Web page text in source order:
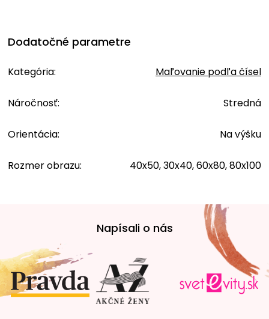
Dodatočné parametre
Kategória: Maľovanie podľa čísel
Náročnosť: Stredná
Orientácia: Na výšku
Rozmer obrazu: 40x50, 30x40, 60x80, 80x100
t
i
e
Napísali o nás